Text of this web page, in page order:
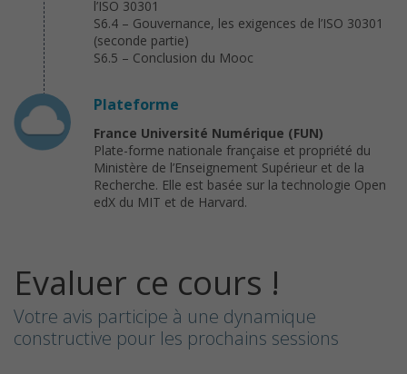
l’ISO 30301
S6.4 – Gouvernance, les exigences de l’ISO 30301
(seconde partie)
S6.5 – Conclusion du Mooc
Plateforme
France Université Numérique (FUN)
Plate-forme nationale française et propriété du
Ministère de l’Enseignement Supérieur et de la
Recherche. Elle est basée sur la technologie Open
edX du MIT et de Harvard.
Evaluer ce cours !
Votre avis participe à une dynamique
constructive pour les prochains sessions